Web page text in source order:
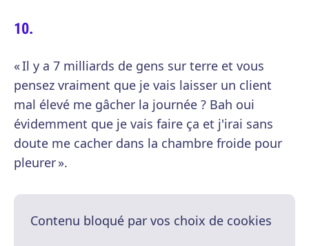
« Il y a 7 milliards de gens sur terre et vous
pensez vraiment que je vais laisser un client
mal élevé me gâcher la journée ? Bah oui
évidemment que je vais faire ça et j'irai sans
doute me cacher dans la chambre froide pour
pleurer ».
Contenu bloqué par vos choix de cookies